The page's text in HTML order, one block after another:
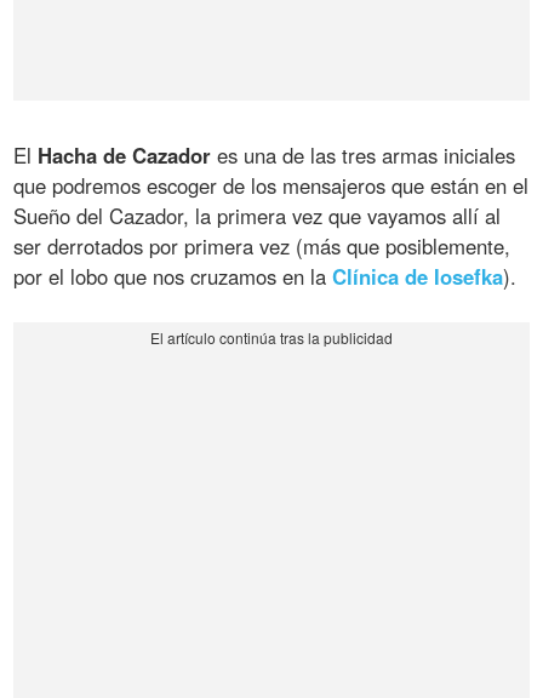
El Hacha de Cazador es una de las tres armas iniciales
que podremos escoger de los mensajeros que están en el
Sueño del Cazador, la primera vez que vayamos allí al
ser derrotados por primera vez (más que posiblemente,
por el lobo que nos cruzamos en laClínica de Iosefka).